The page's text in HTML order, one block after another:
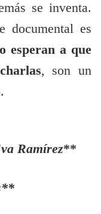
se inventa.
documental es
esperan a que
, son un
Ramírez**